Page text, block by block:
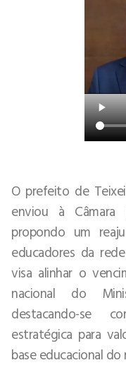
O prefeito de
enviou à
propondo um
educadores da
visa alinhar o
nacional do
destacando-se
estratégica para
base educacional do